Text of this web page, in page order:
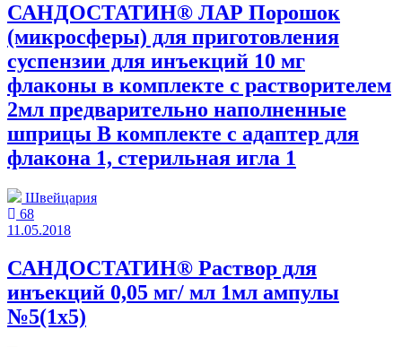
САНДОСТАТИН® ЛАР Порошок
(микросферы) для приготовления
суспензии для инъекций 10 мг
флаконы в комплекте с растворителем
2мл предварительно наполненные
шприцы В комплекте с адаптер для
флакона 1, стерильная игла 1
Швейцария
68
11.05.2018
САНДОСТАТИН® Раствор для
инъекций 0,05 мг/ мл 1мл ампулы
№5(1x5)